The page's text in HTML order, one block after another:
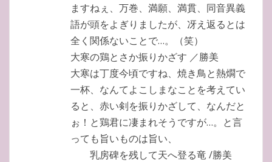
ますねぇ、万巻、満願、満貫、同音異義
語が頭をよぎりましたが、冴え返るとは
全く関係ないことで…。（笑）
大寒の鶏とさか振りかざす ／勝美
大寒は丁度今頃ですね、焼き鳥と熱燗で
一杯、なんてよこしまなことを考えてい
ると、赤い剣を振りかざして、なんだと
ぉ！と鶏君に凄まれそうですが…。と言
っても旨いものは旨い、
乳房碑を残して天へ登る竜 /勝美